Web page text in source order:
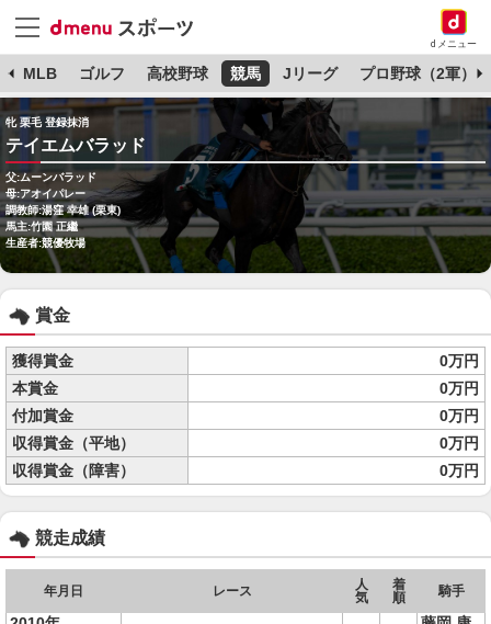
dメニュー
MLB ゴルフ 高校野球 競馬 Jリーグ プロ野球（2軍）
牝 栗毛 登録抹消
テイエムバラッド
父:ムーンバラッド
母:アオイパレー
調教師:湯窪 幸雄 (栗東)
馬主:竹園 正繼
生産者:競優牧場
賞金
獲得賞金
0万円
本賞金
0万円
付加賞金
0万円
収得賞金（平地）
0万円
収得賞金（障害）
0万円
競走成績
年月日 レース
人
気
着
順
騎手